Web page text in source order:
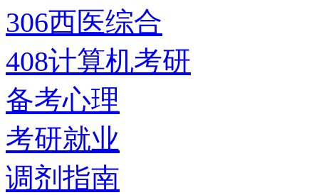
306西医综合
408计算机考研
备考心理
考研就业
调剂指南